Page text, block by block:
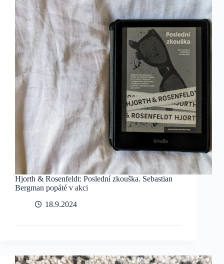
Hjorth & Rosenfeldt: Poslední zkouška. Sebastian
Bergman popáté v akci
18.9.2024